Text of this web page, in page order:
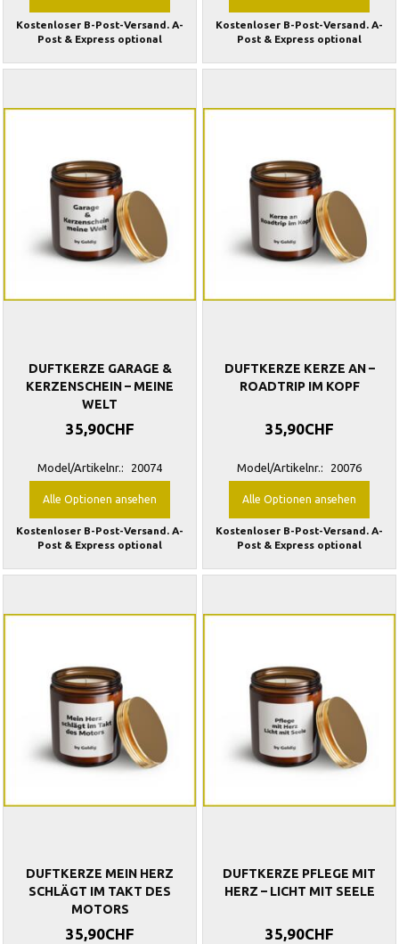
Kostenloser B-Post-Versand. A-
Post & Express optional
Kostenloser B-Post-Versand. A-
Post & Express optional
DUFTKERZE GARAGE &
KERZENSCHEIN – MEINE
WELT
35,90CHF
Model/Artikelnr.: 20074
Alle Optionen ansehen
Kostenloser B-Post-Versand. A-
Post & Express optional
DUFTKERZE KERZE AN –
ROADTRIP IM KOPF
35,90CHF
Model/Artikelnr.: 20076
Alle Optionen ansehen
Kostenloser B-Post-Versand. A-
Post & Express optional
DUFTKERZE MEIN HERZ
SCHLÄGT IM TAKT DES
MOTORS
35,90CHF
DUFTKERZE PFLEGE MIT
HERZ – LICHT MIT SEELE
35,90CHF